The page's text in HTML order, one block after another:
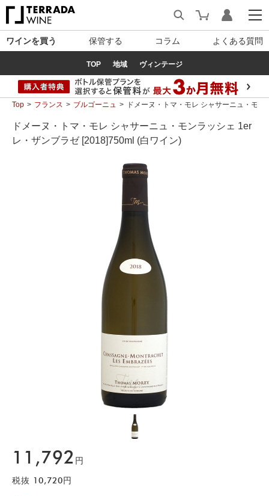
ワインを買う 保管する コラム よくある質問
TOP 地域 ヴィンテージ
Top フランス ブルゴーニュ ドメーヌ・トマ・モレ シャサーニュ・モ
ドメーヌ・トマ・モレ シャサーニュ・モンラッシェ 1er
レ・ザンブラゼ [2018]750ml (白ワイン)
11,792 円
税抜 10,720 円